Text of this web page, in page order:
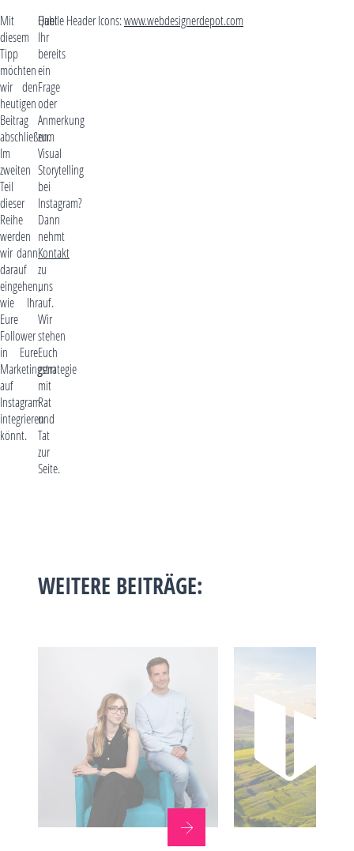
Mit
diesem
Tipp
möchten
wir den
heutigen
Beitrag
abschließen.
Im
zweiten
Teil
dieser
Reihe
werden
wir dann
darauf
eingehen,
wie Ihr
Eure
Follower
in Eure
Marketingstrategie
auf
Instagram
integrieren
könnt.
Habt
Ihr
bereits
ein
Frage
oder
Anmerkung
zum
Visual
Storytelling
bei
Instagram?
Dann
nehmt
Kontakt
zu
uns
auf.
Wir
stehen
Euch
gern
mit
Rat
und
Tat
zur
Seite.
Quelle Header Icons:www.webdesignerdepot.com
WEITERE BEITRÄGE: